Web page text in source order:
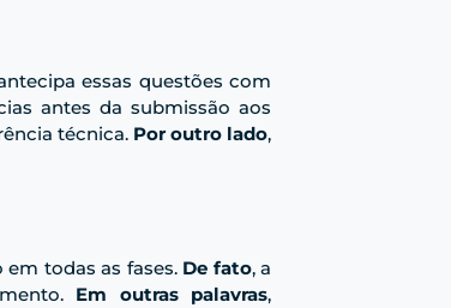
essas questões com
antes da submissão aos
técnica. Por outro lado,
todas as fases. De fato, a
Em outras palavras,